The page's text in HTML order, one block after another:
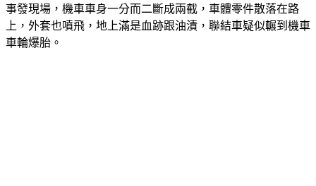
事發現場，機車車身一分而二斷成兩截，車體零件散落在路
上，外套也噴飛，地上滿是血跡跟油漬，聯結車疑似輾到機車
車輪爆胎。